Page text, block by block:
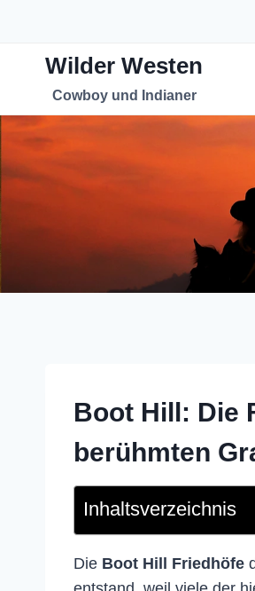
springenWilder Westen
Cowboy und Indianer
Boot Hill: Die
berühmten
Inhaltsverzeichnis
Die Boot Hill Friedhöfe